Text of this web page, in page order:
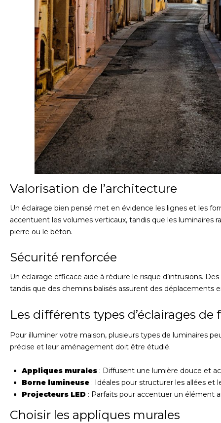
Valorisation de l’architecture
Un éclairage bien pensé met en évidence les lignes et les
accentuent les volumes verticaux, tandis que les luminaires
pierre ou le béton.
Sécurité renforcée
Un éclairage efficace aide à réduire le risque d’intrusions.
tandis que des chemins balisés assurent des déplacements
Les différents types d’éclairages de
Pour illuminer votre maison, plusieurs types de luminaires
précise et leur aménagement doit être étudié.
Appliques murales : Diffusent une lumière douce et
Borne lumineuse : Idéales pour structurer les allées et
Projecteurs LED : Parfaits pour accentuer un élément
Choisir les appliques murales